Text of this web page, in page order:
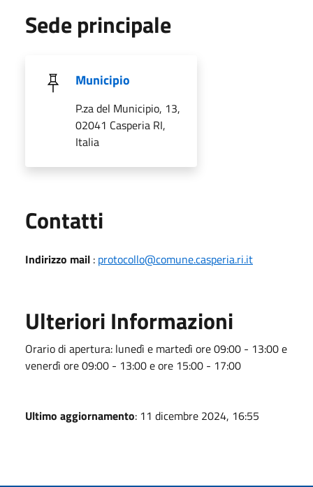
Sede principale
Municipio
P.za del Municipio, 13,
02041 Casperia RI,
Italia
Contatti
Indirizzo mail : protocollo@comune.casperia.ri.it
Ulteriori Informazioni
Orario di apertura: lunedì e martedì ore 09:00 - 13:00 e
venerdì ore 09:00 - 13:00 e ore 15:00 - 17:00
Ultimo aggiornamento: 11 dicembre 2024, 16:55